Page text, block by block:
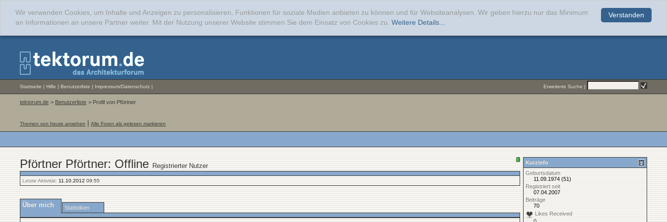
Verstanden
Wir verwenden Cookies, um Inhalte und Anzeigen zu personalisieren, Funktionen für soziale Medien anbieten zu können und für Websiteanalysen. Wir geben hierzu nur das Minimum
an Informationen an unsere Partner weiter. Mit der Nutzung unserer Website stimmen Sie dem Einsatz von Cookies zu. Weitere Details...
Startseite | Hilfe | Benutzerliste | Impressum/Datenschutz | Erweiterte Suche |
tektorum.de > Benutzerliste > Profil von Pförtner
Themen von heute ansehen Alle Foren als gelesen markieren
Pförtner Pförtner: Offline Registrierter Nutzer
Letzte Aktivität: 11.10.2012 09:55
Über mich Statistiken
Kurzinfo
Geburtsdatum
11.09.1974 (51)
Registriert seit
07.04.2007
Beiträge
70
Likes Received